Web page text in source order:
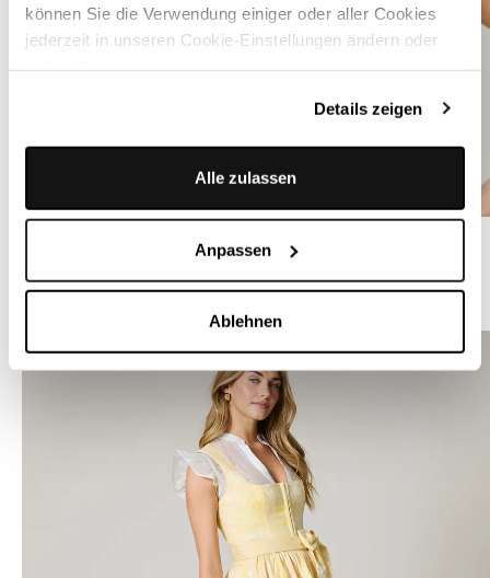
können Sie die Verwendung einiger oder aller Cookies
jederzeit in unseren Cookie-Einstellungen ändern oder
Details zeigen
Alle zulassen
Anpassen
Ablehnen